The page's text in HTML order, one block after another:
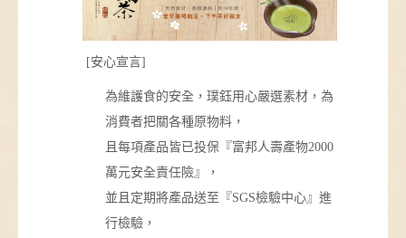
[安心宣言]
為維護食的安全，璞鈺用心嚴選素材，為
消費者把關各種原物料，
且每項產品皆已投保『富邦人壽產物2000
萬元安全責任險』，
並且定期將產品送至『SGS檢驗中心』進
行檢驗，